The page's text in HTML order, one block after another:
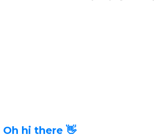
Oh hi there 👋